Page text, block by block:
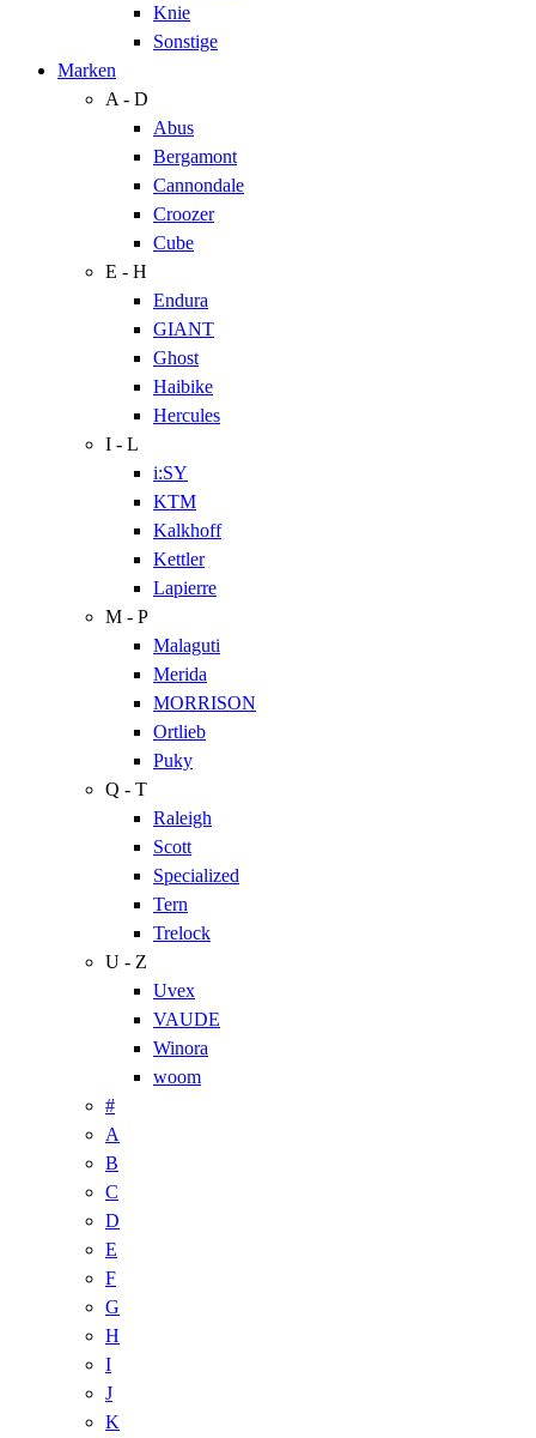
Knie
Sonstige
Marken
A - D
Abus
Bergamont
Cannondale
Croozer
Cube
E - H
Endura
GIANT
Ghost
Haibike
Hercules
I - L
i:SY
KTM
Kalkhoff
Kettler
Lapierre
M - P
Malaguti
Merida
MORRISON
Ortlieb
Puky
Q - T
Raleigh
Scott
Specialized
Tern
Trelock
U - Z
Uvex
VAUDE
Winora
woom
#
A
B
C
D
E
F
G
H
I
J
K